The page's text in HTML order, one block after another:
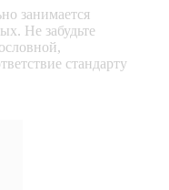
занимается
Не забудьте
стандарту